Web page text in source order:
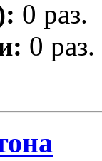
0 раз.
0 раз.